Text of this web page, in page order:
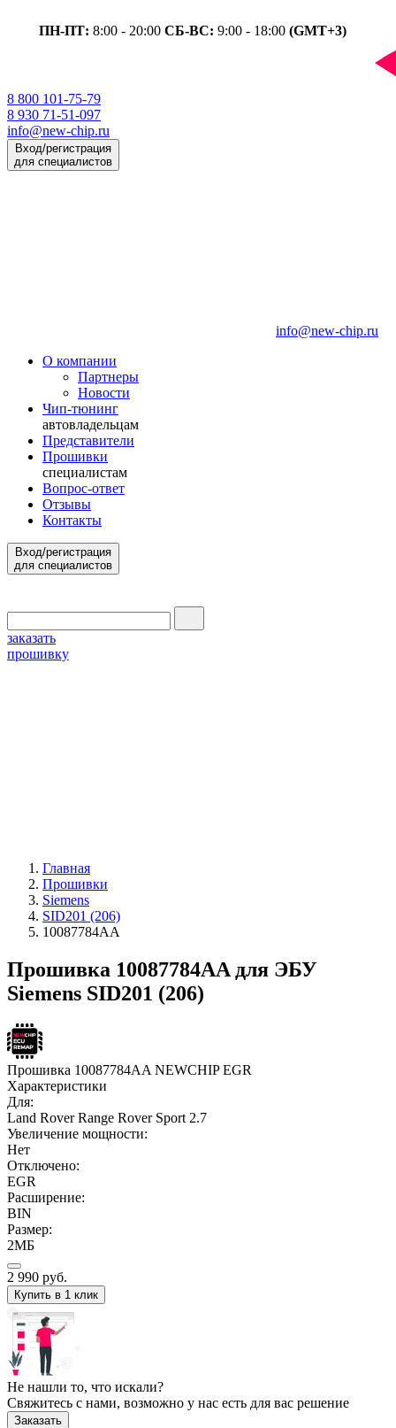
ПН-ПТ: 8:00 - 20:00 СБ-ВС: 9:00 - 18:00 (GMT+3)
8 800 101-75-79
8 930 71-51-097
info@new-chip.ru
Вход/регистрация
для специалистов
info@new-chip.ru
О компании
Партнеры
Новости
Чип-тюнинг
автовладельцам
Представители
Прошивки
специалистам
Вопрос-ответ
Отзывы
Контакты
Вход/регистрация
для специалистов
заказать
прошивку
Главная
Прошивки
Siemens
SID201 (206)
10087784AA
Прошивка 10087784AA для ЭБУ
Siemens SID201 (206)
Прошивка 10087784AA NEWCHIP EGR
Характеристики
Для:
Land Rover Range Rover Sport 2.7
Увеличение мощности:
Нет
Отключено:
EGR
Расширение:
BIN
Размер:
2МБ
2 990 руб.
Купить в 1 клик
Не нашли то, что искали?
Свяжитесь с нами, возможно у нас есть для вас решение
Заказать